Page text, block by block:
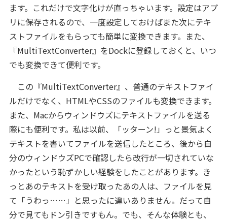
ます。これだけで文字化けが直っちゃいます。設定はアプ
リに保存されるので、一度設定しておけばまた次にテキ
ストファイルをもらっても簡単に変換できます。また、
『MultiTextConverter』をDockに登録しておくと、いつ
でも変換できて便利です。
この『MultiTextConverter』、普通のテキストファイ
ルだけでなく、HTMLやCSSのファイルも変換できます。
また、Macからウィンドウズにテキストファイルを送る
際にも便利です。私は以前、「ッターン!」っと景気よく
テキストを書いてファイルを送信したところ、後から自
分のウィンドウズPCで確認したら改行が一切されていな
かったという恥ずかしい経験をしたことがあります。き
っとあのテキストを受け取ったあの人は、ファイルを見
て「うわっ……」と思ったに違いありません。だって自
分で見てもドン引きですもん。でも、そんな体験とも、